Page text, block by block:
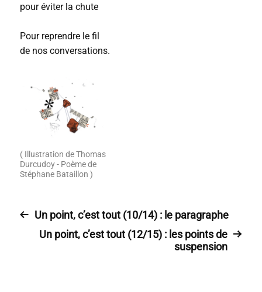
pour éviter la chute
Pour reprendre le fil
de nos conversations.
( Illustration de Thomas
Durcudoy - Poème de
Stéphane Bataillon )
Un point, c’est tout (10/14) : le paragraphe
Un point, c’est tout (12/15) : les points de
suspension